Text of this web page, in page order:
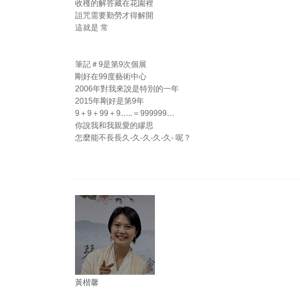
收穫的解答藏在花園裡
詛咒需要勤勞才得解開
這就是 常
筆記＃9是第9次個展
剛好在99度藝術中心
2006年對我來說是特別的一年
2015年剛好是第9年
9＋9＋99＋9…..＝999999…
你說我和我親愛的繆思
怎麼能不長長久-久-久-久-久- 呢？
黃楷馨